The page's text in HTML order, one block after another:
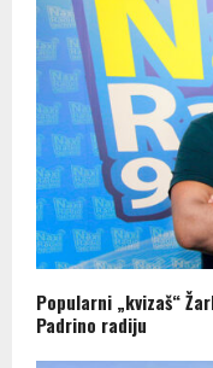
Popularni „kvizaš“
Padrino radiju